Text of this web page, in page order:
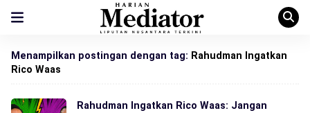
Menampilkan postingan dengan tag: Rahudman Ingatkan
Rico Waas
Rahudman Ingatkan Rico Waas: Jangan